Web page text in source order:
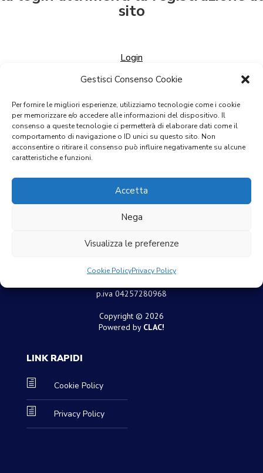
Gestisci Consenso Cookie
Per fornire le migliori esperienze, utilizziamo tecnologie come i cookie
per memorizzare e/o accedere alle informazioni del dispositivo. Il
consenso a queste tecnologie ci permetterà di elaborare dati come il
comportamento di navigazione o ID unici su questo sito. Non
acconsentire o ritirare il consenso può influire negativamente su alcune
caratteristiche e funzioni.
Accetta
Nega
Visualizza le preferenze
Cookie PolicyPrivacy Policy
sito
Login
Registrazione
p.iva 04257280968
Copyright © 2026
Powered by CLAC!
LINK RAPIDI
h Cookie Policy
h Privacy Policy